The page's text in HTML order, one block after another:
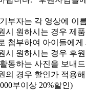
부자는 각 영상에 이
시 원하시는 경우 제
첨부하여 아이들에게
시 원하시는 경우 후
동하는 사진을 보내
의 경우 할인가 적용
부이상 20%할인)